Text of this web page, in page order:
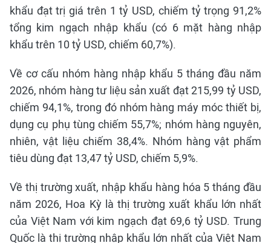
khẩu đạt trị giá trên 1 tỷ USD, chiếm tỷ trọng 91,2%
tổng kim ngạch nhập khẩu (có 6 mặt hàng nhập
khẩu trên 10 tỷ USD, chiếm 60,7%).
Về cơ cấu nhóm hàng nhập khẩu 5 tháng đầu năm
2026, nhóm hàng tư liệu sản xuất đạt 215,99 tỷ USD,
chiếm 94,1%, trong đó nhóm hàng máy móc thiết bị,
dụng cụ phụ tùng chiếm 55,7%; nhóm hàng nguyên,
nhiên, vật liệu chiếm 38,4%. Nhóm hàng vật phẩm
tiêu dùng đạt 13,47 tỷ USD, chiếm 5,9%.
Về thị trường xuất, nhập khẩu hàng hóa 5 tháng đầu
năm 2026, Hoa Kỳ là thị trường xuất khẩu lớn nhất
của Việt Nam với kim ngạch đạt 69,6 tỷ USD. Trung
Quốc là thị trường nhập khẩu lớn nhất của Việt Nam